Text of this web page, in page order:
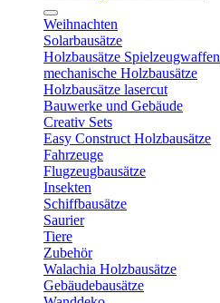
Weihnachten
Solarbausätze
Holzbausätze Spielzeugwaffen
mechanische Holzbausätze
Holzbausätze lasercut
Bauwerke und Gebäude
Creativ Sets
Easy Construct Holzbausätze
Fahrzeuge
Flugzeugbausätze
Insekten
Schiffbausätze
Saurier
Tiere
Zubehör
Walachia Holzbausätze
Gebäudebausätze